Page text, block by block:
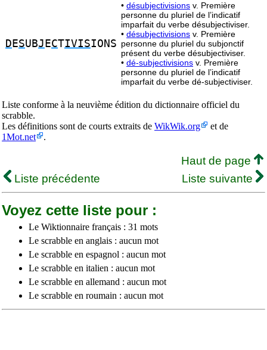
D ESUBJ ECTIVISIONS
• désubjectivisions v. Première
personne du pluriel de l’indicatif
imparfait du verbe désubjectiviser.
• désubjectivisions v. Première
personne du pluriel du subjonctif
présent du verbe désubjectiviser.
• dé-subjectivisions v. Première
personne du pluriel de l’indicatif
imparfait du verbe dé-subjectiviser.
Liste conforme à la neuvième édition du dictionnaire officiel du
scrabble.
Les définitions sont de courts extraits de WikWik.org
et de
1Mot.net
.
Haut de page
Liste précédente
Liste suivante
Voyez cette liste pour :
Le Wiktionnaire français : 31 mots
Le scrabble en anglais : aucun mot
Le scrabble en espagnol : aucun mot
Le scrabble en italien : aucun mot
Le scrabble en allemand : aucun mot
Le scrabble en roumain : aucun mot